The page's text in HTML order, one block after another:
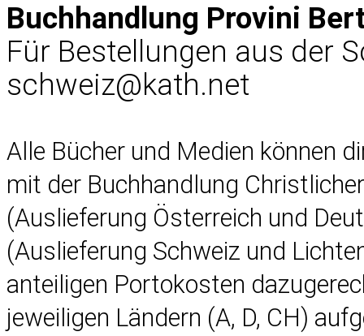
Buchhandlung Provini
Für Bestellungen aus der
schweiz@kath.net
Alle Bücher und Medien können
mit der Buchhandlung
(Auslieferung Österreich und
(Auslieferung Schweiz und
anteiligen Portokosten
jeweiligen Ländern (A, D, CH)